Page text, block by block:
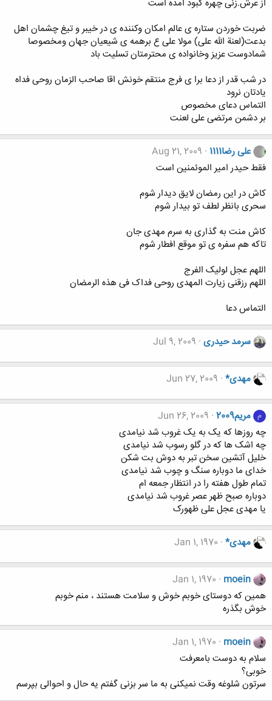
از عرش.زنی چهره کبود امده است
ضربت خوردن ستاره ی عالم امکان وکننده ی در خیبر و تیغ چشمان اهل
بدعت(لعنة الله علی) مولا علی ع برهمه ی شیعیان جهان ومخصوصا
شمادوست عزیز وخانواده ی محترمتان تسلیت باد
در شب قدر از دعا برا ی فرج منتقم خونش اقا صاحب الزمان روحی فداه
یادتان نرود
التماس دعای مخصوص
بر دشمن مرتضی علی لعنت
علی رضا1111
Aug 21, 2009
فقط حیدر امیر الموئمنین است
کاش در این رمضان لایق دیدار شوم
سحری بانظر لطف تو بیدار شوم
کاش منت به گذاری به سرم مهدی جان
تاکه هم سفره ی تو موقع افطار شوم
اللهم عجل لولیک الفرج
اللهم رزقنی زیارت المهدی روحی فداک فی هذه الرمضان
التماس دعا
سرمد حیدری Jul 9, 2009
مهدی* Jun 27, 2009
م مریم2009
Jun 26, 2009
چه روزها که یک به یک غروب شد نیامدی
چه اشک ها که در گلو رسوب شد نیامدی
خلیل آتشین سخن تبر به دوش بت شکن
خدای ما دوباره سنگ و چوب شد نیامدی
تمام طول هفته را در انتظار جمعه ام
دوباره صبح ظهر عصر غروب شد نیامدی
یا مهدی عجل علی ظهورک
مهدی* Jan 1, 1970
moein
Jan 1, 1970
همین که دوستای خوبم خوش و سلامت هستند ، منم خوبم
خوش بگذره
moein
Jan 1, 1970
سلام به دوست بامعرفت
خوبی؟
سرتون شلوغه وقت نمیکنی به ما سر بزنی گفتم یه حال و احوالی بپرسم